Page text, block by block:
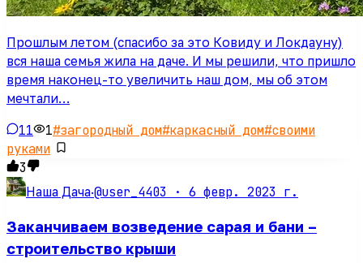
Прошлым летом (спасибо за это Ковиду и Локдауну)
вся наша семья жила на даче. И мы решили, что пришло
время наконец-то увеличить наш дом, мы об этом
мечтали…
11 1#загородный дом#каркасный дом#своими
руками
3
Наша Дача·@user_4403 · 6 февр. 2023 г.
Заканчиваем возведение сарая и бани –
строительство крыши